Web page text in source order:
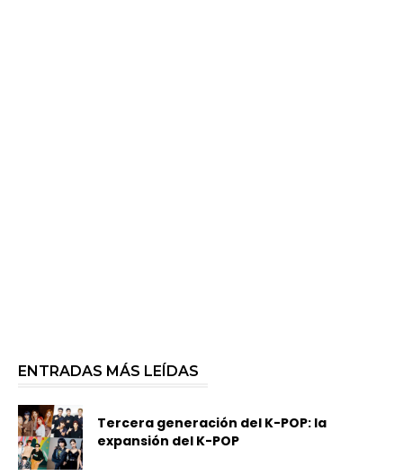
ENTRADAS MÁS LEÍDAS
Tercera generación del K-POP: la
expansión del K-POP